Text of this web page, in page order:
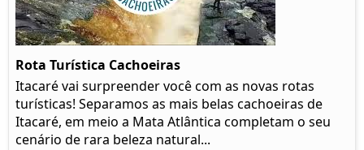
Rota Turística Cachoeiras
Itacaré vai surpreender você com as novas rotas
turísticas! Separamos as mais belas cachoeiras de
Itacaré, em meio a Mata Atlântica completam o seu
cenário de rara beleza natural...